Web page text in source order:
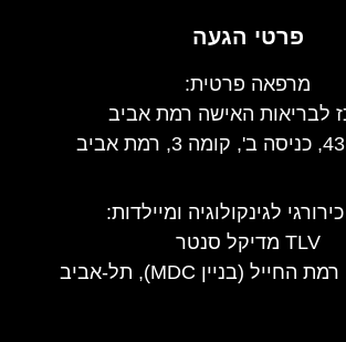
פרטי הגעה
מרפאה פרטית:
לבריאות האישה רמת אביב
לגינקולוגיה ומיילדות:
TLV מדיקל סנטר